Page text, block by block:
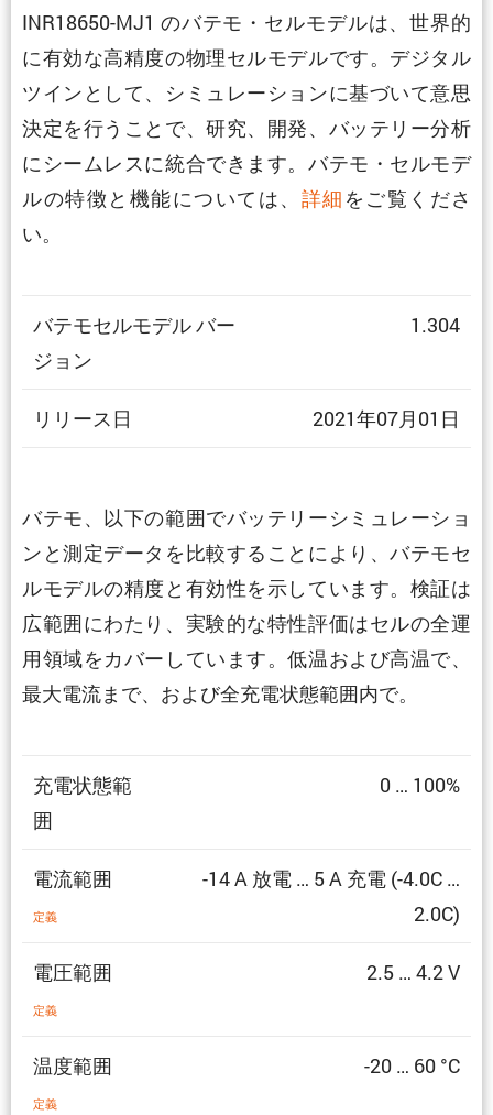
INR18650-MJ1 のバテモ・セルモデルは、世界的
に有効な高精度の物理セルモデルです。デジタル
ツインとして、シミュレーションに基づいて意思
決定を行うことで、研究、開発、バッテリー分析
にシームレスに統合できます。バテモ・セルモデ
ルの特徴と機能については、 詳細 をご覧くださ
い。
バテモセルモデル バー
ジョン
1.304
リリース日 2021年07月01日
バテモ、以下の範囲でバッテリーシミュレーショ
ンと測定データを比較することにより、バテモセ
ルモデルの精度と有効性を示しています。検証は
広範囲にわたり、実験的な特性評価はセルの全運
用領域をカバーしています。低温および高温で、
最大電流まで、および全充電状態範囲内で。
充電状態範
囲
0 … 100%
電流範囲
定義
-14 A 放電 … 5 A 充電 (-4.0C …
2.0C)
電圧範囲
定義
2.5 … 4.2 V
温度範囲
定義
-20 … 60 °C